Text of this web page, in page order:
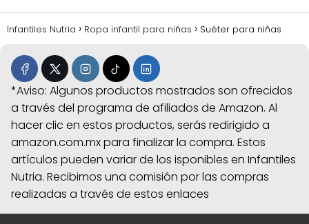
Infantiles Nutria Ropa infantil para niñas Suéter para niñas
*Aviso: Algunos productos mostrados son ofrecidos
a través del programa de afiliados de Amazon. Al
hacer clic en estos productos, serás redirigido a
amazon.com.mx para finalizar la compra. Estos
artículos pueden variar de los isponibles en Infantiles
Nutria. Recibimos una comisión por las compras
realizadas a través de estos enlaces